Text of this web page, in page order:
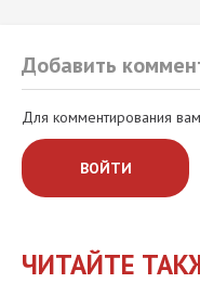
Добавить
Для комментирования
ВОЙТИ
ЧИТАЙТЕ